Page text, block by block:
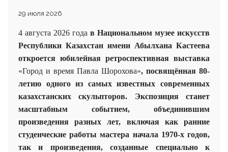
29 июля 2026
4 августа 2026 года в Национальном музее искусств
Республики Казахстан имени Абылхана Кастеева
откроется юбилейная ретроспективная выставка
«Город и время Павла Шорохова», посвящённая 80-
летию одного из самых известных современных
казахстанских скульпторов. Экспозиция станет
масштабным событием, объединившим
произведения разных лет, включая как ранние
студенческие работы мастера начала 1970-х годов,
так и произведения, созданные специально к